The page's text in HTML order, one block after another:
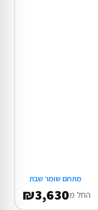
מתחם שומר שבת
החל מ₪3,630